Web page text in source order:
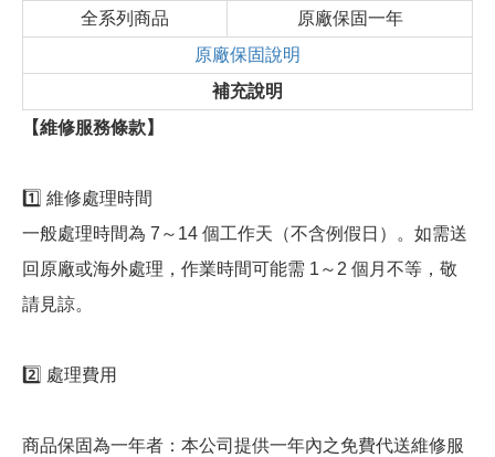
全系列商品
原廠保固一年
原廠保固說明
補充說明
【維修服務條款】
1️⃣ 維修處理時間
一般處理時間為 7～14 個工作天（不含例假日）。如需送
回原廠或海外處理，作業時間可能需 1～2 個月不等，敬
請見諒。
2️⃣ 處理費用
商品保固為一年者：本公司提供一年內之免費代送維修服